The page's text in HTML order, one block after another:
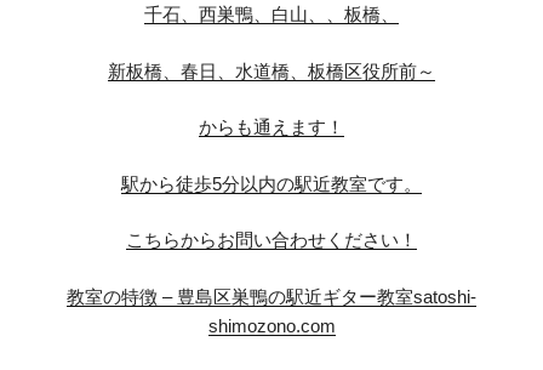
千石、西巣鴨、白山、、板橋、
新板橋、春日、水道橋、板橋区役所前～
からも通えます！
駅から徒歩5分以内の駅近教室です。
こちらからお問い合わせください！
教室の特徴 – 豊島区巣鴨の駅近ギター教室satoshi-
shimozono.com